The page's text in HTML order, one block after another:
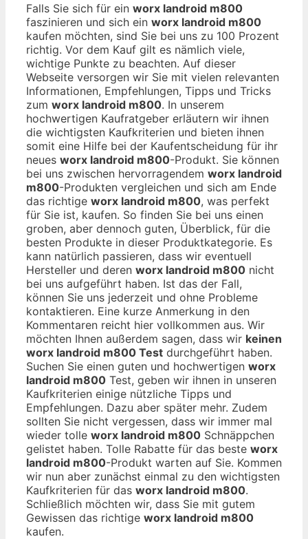
Falls Sie sich für ein worx landroid m800
faszinieren und sich ein worx landroid m800
kaufen möchten, sind Sie bei uns zu 100 Prozent
richtig. Vor dem Kauf gilt es nämlich viele,
wichtige Punkte zu beachten. Auf dieser
Webseite versorgen wir Sie mit vielen relevanten
Informationen, Empfehlungen, Tipps und Tricks
zum worx landroid m800. In unserem
hochwertigen Kaufratgeber erläutern wir ihnen
die wichtigsten Kaufkriterien und bieten ihnen
somit eine Hilfe bei der Kaufentscheidung für ihr
neues worx landroid m800-Produkt. Sie können
bei uns zwischen hervorragendem worx landroid
m800-Produkten vergleichen und sich am Ende
das richtige worx landroid m800, was perfekt
für Sie ist, kaufen. So finden Sie bei uns einen
groben, aber dennoch guten, Überblick, für die
besten Produkte in dieser Produktkategorie. Es
kann natürlich passieren, dass wir eventuell
Hersteller und deren worx landroid m800 nicht
bei uns aufgeführt haben. Ist das der Fall,
können Sie uns jederzeit und ohne Probleme
kontaktieren. Eine kurze Anmerkung in den
Kommentaren reicht hier vollkommen aus. Wir
möchten Ihnen außerdem sagen, dass wir keinen
worx landroid m800 Test durchgeführt haben.
Suchen Sie einen guten und hochwertigen worx
landroid m800 Test, geben wir ihnen in unseren
Kaufkriterien einige nützliche Tipps und
Empfehlungen. Dazu aber später mehr. Zudem
sollten Sie nicht vergessen, dass wir immer mal
wieder tolle worx landroid m800 Schnäppchen
gelistet haben. Tolle Rabatte für das beste worx
landroid m800-Produkt warten auf Sie. Kommen
wir nun aber zunächst einmal zu den wichtigsten
Kaufkriterien für das worx landroid m800.
Schließlich möchten wir, dass Sie mit gutem
Gewissen das richtige worx landroid m800
kaufen.